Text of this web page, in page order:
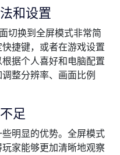
和设置
切换到全屏模式非常简
捷键，或者在游戏设置
据个人喜好和电脑配置
整分辨率、画面比例
足
明显的优势。全屏模式
家能够更加清晰地观察